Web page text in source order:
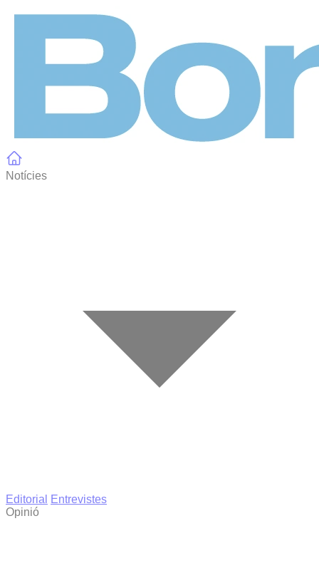
Notícies
Editorial
Entrevistes
Opinió